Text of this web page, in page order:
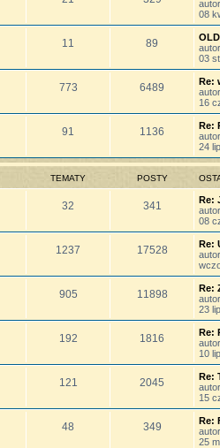
08
11 89
03
773 6489
Re:
16
91 1136
Re:
24
TEMATY POSTY
32 341
Re:
08
1237 17528
Re:
905 11898
Re:
23
192 1816
Re:
10
121 2045
Re:
15
48 349
Re:
25